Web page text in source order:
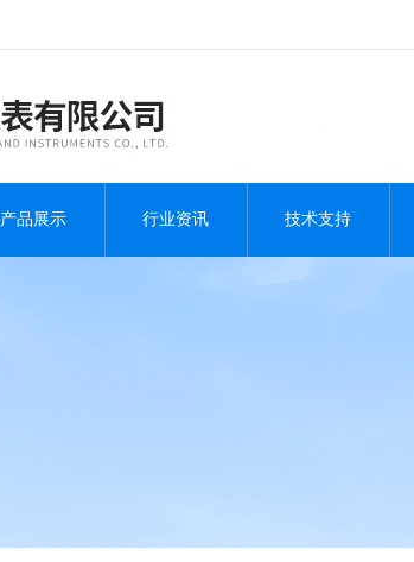
产品展示 行业资讯 技术支持